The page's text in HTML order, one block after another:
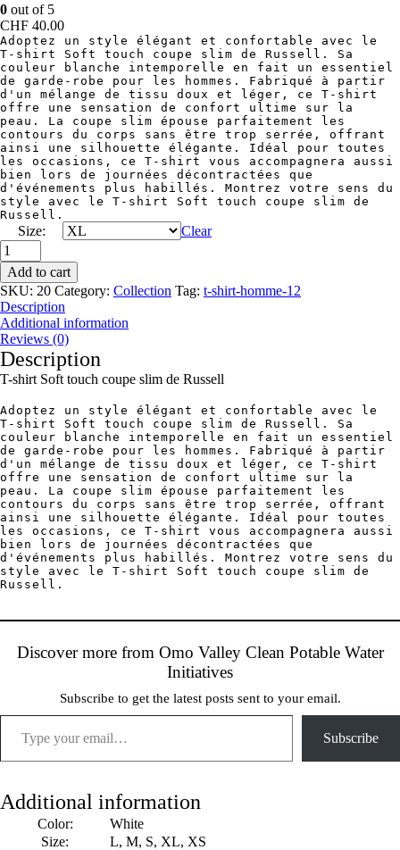
0 out of 5
CHF 40.00
Adoptez un style élégant et confortable avec le
T-shirt Soft touch coupe slim de Russell. Sa
couleur blanche intemporelle en fait un essentiel
de garde-robe pour les hommes. Fabriqué à partir
d'un mélange de tissu doux et léger, ce T-shirt
offre une sensation de confort ultime sur la
peau. La coupe slim épouse parfaitement les
contours du corps sans être trop serrée, offrant
ainsi une silhouette élégante. Idéal pour toutes
les occasions, ce T-shirt vous accompagnera aussi
bien lors de journées décontractées que
d'événements plus habillés. Montrez votre sens du
style avec le T-shirt Soft touch coupe slim de
Russell.
Size:
Clear
T-
shirt-
Homme-
4
quantity
Add to cart
SKU: 20 Category: Collection Tag: t-shirt-homme-12
Description
Additional information
Reviews (0)
Description
T-shirt Soft touch coupe slim de Russell
Adoptez un style élégant et confortable avec le
T-shirt Soft touch coupe slim de Russell. Sa
couleur blanche intemporelle en fait un essentiel
de garde-robe pour les hommes. Fabriqué à partir
d'un mélange de tissu doux et léger, ce T-shirt
offre une sensation de confort ultime sur la
peau. La coupe slim épouse parfaitement les
contours du corps sans être trop serrée, offrant
ainsi une silhouette élégante. Idéal pour toutes
les occasions, ce T-shirt vous accompagnera aussi
bien lors de journées décontractées que
d'événements plus habillés. Montrez votre sens du
style avec le T-shirt Soft touch coupe slim de
Russell.
Discover more from Omo Valley Clean Potable Water
Initiatives
Subscribe to get the latest posts sent to your email.
Type your email…
Subscribe
Additional information
Color:
White
Size:
L, M, S, XL, XS